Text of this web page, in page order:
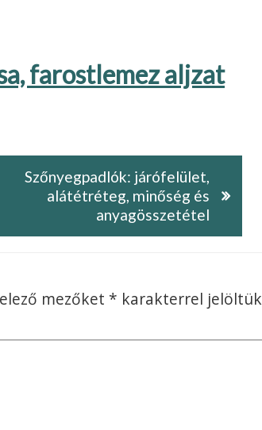
farostlemez aljzat
Szőnyegpadlók: járófelület,
alátétréteg, minőség és
anyagösszetétel
mezőket * karakterrel jelöltük